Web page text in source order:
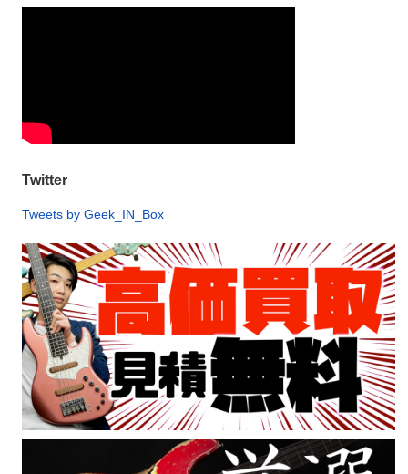
Twitter
Tweets by Geek_IN_Box